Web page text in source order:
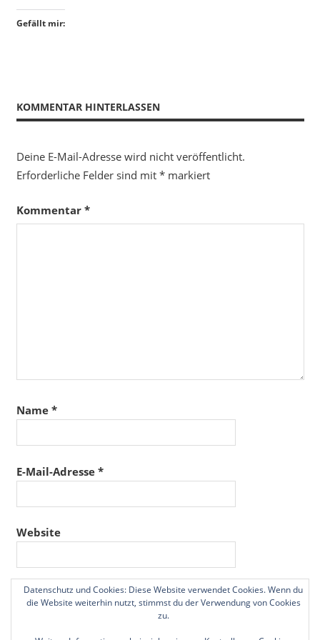
Gefällt mir:
KOMMENTAR HINTERLASSEN
Deine E-Mail-Adresse wird nicht veröffentlicht.
Erforderliche Felder sind mit *markiert
Kommentar *
Name *
E-Mail-Adresse *
Website
Name, E-Mail-Adresse und Website in diesem
Browser für meinen nächsten Kommentar speichern.
Datenschutz und Cookies: Diese Website verwendet Cookies. Wenn du
die Website weiterhin nutzt, stimmst du der Verwendung von Cookies
zu.